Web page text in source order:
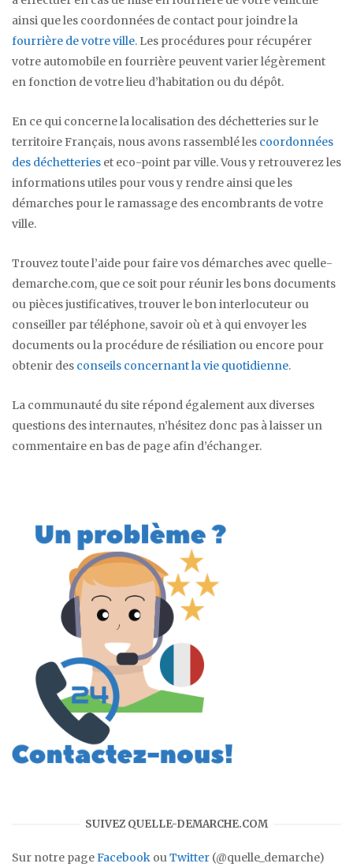
ainsi que les coordonnées de contact pour joindre la
fourrière de votre ville. Les procédures pour récupérer
votre automobile en fourrière peuvent varier légèrement
en fonction de votre lieu d’habitation ou du dépôt.
En ce qui concerne la localisation des déchetteries sur le
territoire Français, nous avons rassemblé les coordonnées
des déchetteries et eco-point par ville. Vous y retrouverez les
informations utiles pour vous y rendre ainsi que les
démarches pour le ramassage des encombrants de votre
ville.
Trouvez toute l’aide pour faire vos démarches avec quelle-
demarche.com, que ce soit pour réunir les bons documents
ou pièces justificatives, trouver le bon interlocuteur ou
conseiller par téléphone, savoir où et à qui envoyer les
documents ou la procédure de résiliation ou encore pour
obtenir des conseils concernant la vie quotidienne.
La communauté du site répond également aux diverses
questions des internautes, n’hésitez donc pas à laisser un
commentaire en bas de page afin d’échanger.
SUIVEZ QUELLE-DEMARCHE.COM
Sur notre pageFacebook ouTwitter (@quelle_demarche)